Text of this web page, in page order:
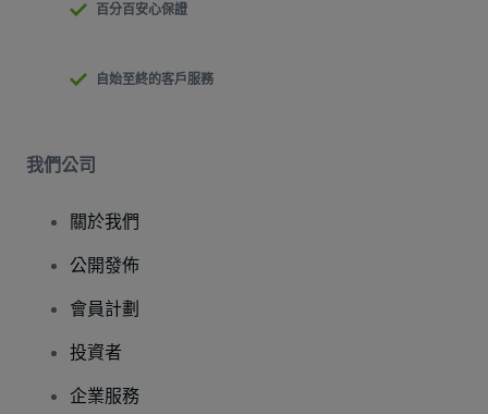
百分百安心保證
自始至終的客戶服務
我們公司
關於我們
公開發佈
會員計劃
投資者
企業服務